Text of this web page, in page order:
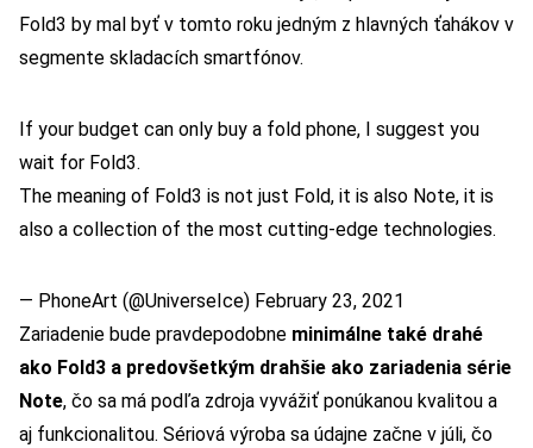
Fold3 by mal byť v tomto roku jedným z hlavných ťahákov v
segmente skladacích smartfónov.
If your budget can only buy a fold phone, I suggest you
wait for Fold3.
The meaning of Fold3 is not just Fold, it is also Note, it is
also a collection of the most cutting-edge technologies.
— PhoneArt (@UniverseIce) February 23, 2021
Zariadenie bude pravdepodobne minimálne také drahé
ako Fold3 a predovšetkým drahšie ako zariadenia série
Note, čo sa má podľa zdroja vyvážiť ponúkanou kvalitou a
aj funkcionalitou. Sériová výroba sa údajne začne v júli, čo